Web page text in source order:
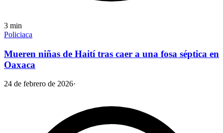
3 min
Policiaca
Mueren niñas de Haití tras caer a una fosa séptica en
Oaxaca
24 de febrero de 2026·